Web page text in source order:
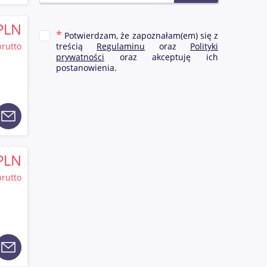
i
się
Potwierdzam, że zapoznałam(em) się z
treścią Regulaminu oraz Polityki
prywatności oraz akceptuję ich
postanowienia.